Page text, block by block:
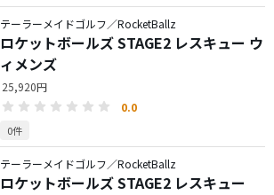
テーラーメイドゴルフ／RocketBallz
ロケットボールズ STAGE2 レスキュー ウ
ィメンズ
25,920円
0.0
0件
テーラーメイドゴルフ／RocketBallz
ロケットボールズ STAGE2 レスキュー